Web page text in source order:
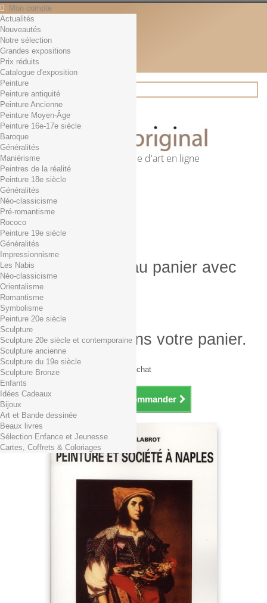
Mon compte
Contact
Français
English
Français
Actualités
Rechercher
Première librairie d'art en ligne
Panier (vide)
Aucun produit
0,01€ dès 29€ d'achat
0,00 € Total
Commander
Produit ajouté au panier avec
succès
Quantité
Total
Il y a 1 produit dans votre panier.
Total produits TTC
Frais de port TTC
0,01€ dès 29€ d'achat
Total TTC
Continuer mes achats Commander
Actualités
Nouveautés
Notre sélection
Grandes expositions
Prix réduits
Catalogue d'exposition
Peinture
Peinture antiquité
Peinture Ancienne
Peinture Moyen-Âge
Peinture 16e-17e siècle
Baroque
Généralités
Maniérisme
Peintres de la réalité
Peinture 18e siècle
Généralités
Néo-classicisme
Pré-romantisme
Rococo
Peinture 19e siècle
Généralités
Impressionnisme
Les Nabis
Néo-classicisme
Orientalisme
Romantisme
Symbolisme
Peinture 20e siècle
Sculpture
Sculpture 20e siècle et contemporaine
Sculpture ancienne
Sculpture du 19e siècle
Sculpture Bronze
Enfants
Idées Cadeaux
Bijoux
Art et Bande dessinée
Beaux livres
Sélection Enfance et Jeunesse
Cartes, Coffrets & Coloriages